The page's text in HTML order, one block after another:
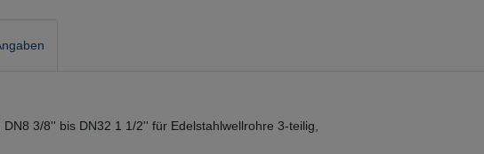
3/8'' bis DN32 1 1/2'' für Edelstahlwellrohre 3-teilig,